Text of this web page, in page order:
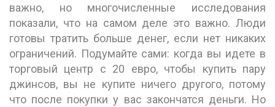
важно, но многочисленные исследования
показали, что на самом деле это важно. Люди
готовы тратить больше денег, если нет никаких
ограничений. Подумайте сами: когда вы идете в
торговый центр с 20 евро, чтобы купить пару
джинсов, вы не купите ничего другого, потому
что после покупки у вас закончатся деньги. Но